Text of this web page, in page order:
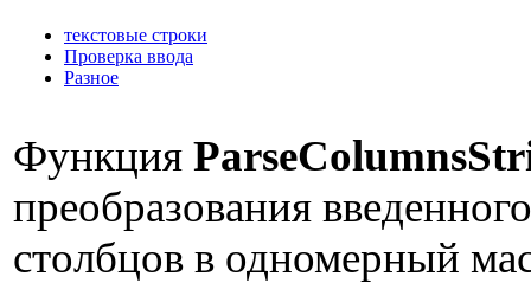
текстовые строки
Проверка ввода
Разное
Функция
преобразования
столбцов в одномерный